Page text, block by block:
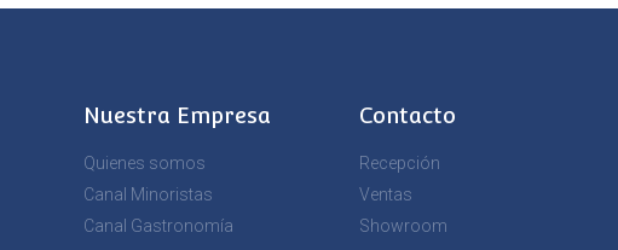
Nuestra Empresa
Quienes somos
Canal Minoristas
Canal Gastronomía
Contacto
Recepción
Ventas
Showroom